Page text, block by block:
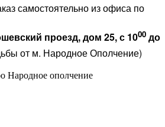
самостоятельно из офиса по
проезд, дом 25, с 1000 до
от м. Народное Ополчение)
Народное ополчение